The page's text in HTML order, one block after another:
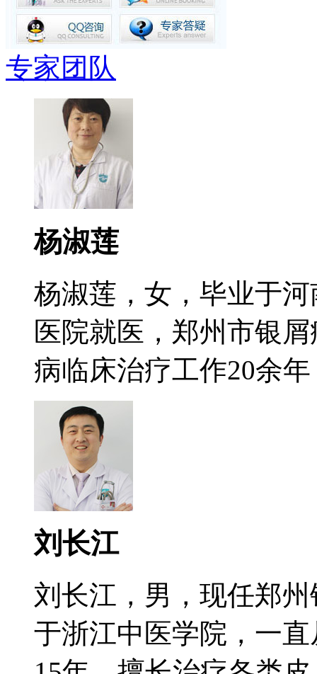
专家团队
杨淑莲
杨淑莲，女，毕业于
医院就医，郑州市银
病临床治疗工作20余
刘长江
刘长江，男，现任郑
于浙江中医学院，一